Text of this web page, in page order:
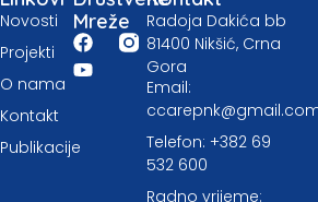
Mreže
Novosti
Projekti
O nama
Kontakt
Publikacije
Radoja Dakića bb
81400 Nikšić, Crna
Gora
Email:
Telefon: +382 69
532 600
Radno vrijeme: